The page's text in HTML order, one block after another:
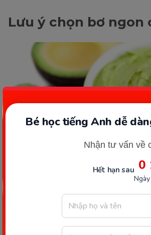
Bé học tiếng Anh dễ
Nhận tư vấn về
Hết hạn sau 0
Ngày
Lưu ý chọn bơ ngon
Internet)
Sau khi đã tham khảo top 10+